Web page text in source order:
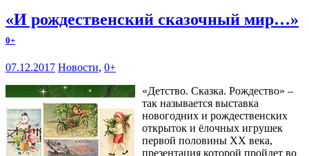
«И рождественский сказочный мир…»
0+
07.12.2017 Новости, 0+
«Детство. Сказка. Рождество» –
так называется выставка
новогодних и рождественских
открыток и ёлочных игрушек
первой половины ХХ века,
презентация которой пройдет во